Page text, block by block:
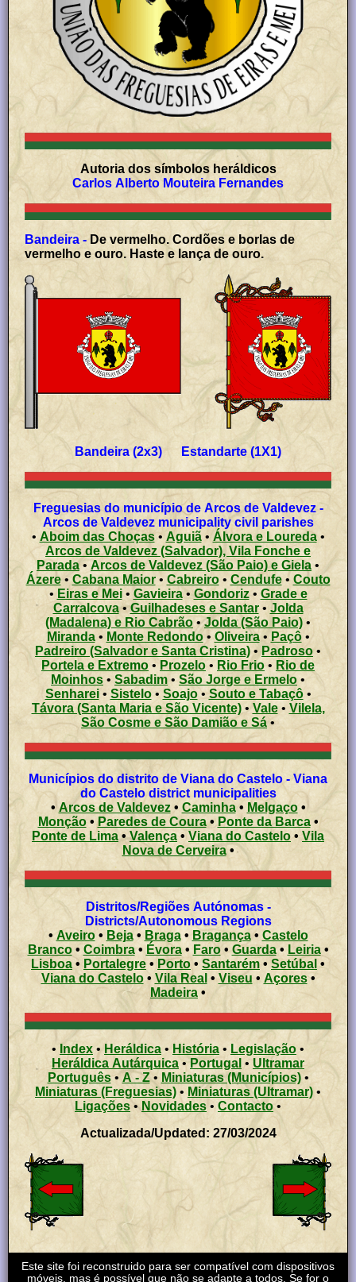
Autoria dos símbolos heráldicos
Carlos Alberto Mouteira Fernandes
Bandeira - De vermelho. Cordões e borlas de
vermelho e ouro. Haste e lança de ouro.
Bandeira (2x3) Estandarte (1X1)
Freguesias do município de Arcos de Valdevez -
Arcos de Valdevez municipality civil parishes
• Aboim das Choças• Aguiã•Álvora e Loureda•
Arcos de Valdevez (Salvador), Vila Fonche e
Parada•Arcos de Valdevez (São Paio) e Giela •
Ázere• Cabana Maior• Cabreiro• Cendufe• Couto
• Eiras e Mei• Gavieira• Gondoriz• Grade e
Carralcova•Guilhadeses e Santar• Jolda
(Madalena) e Rio Cabrão•Jolda (São Paio) •
Miranda• Monte Redondo•Oliveira• Paçô•
Padreiro (Salvador e Santa Cristina) • Padroso•
Portela e Extremo • Prozelo • Rio Frio • Rio de
Moinhos • Sabadim •São Jorge e Ermelo •
Senharei• Sistelo• Soajo•Souto e Tabaçô•
Távora (Santa Maria e São Vicente)• Vale• Vilela,
São Cosme e São Damião e Sá •
Municípios do distrito de Viana do Castelo - Viana
do Castelo district municipalities
• Arcos de Valdevez• Caminha• Melgaço•
Monção•Paredes de Coura• Ponte da Barca•
Ponte de Lima•Valença • Viana do Castelo• Vila
Nova de Cerveira•
Distritos/Regiões Autónomas -
Districts/Autonomous Regions
•Aveiro• Beja• Braga• Bragança• Castelo
Branco• Coimbra• Évora• Faro• Guarda• Leiria•
Lisboa • Portalegre • Porto • Santarém • Setúbal •
Viana do Castelo• Vila Real • Viseu • Açores •
Madeira •
• Index • Heráldica • História • Legislação •
Heráldica Autárquica•Portugal • Ultramar
Português• A - Z• Miniaturas (Municípios)•
Miniaturas (Freguesias) • Miniaturas (Ultramar) •
Ligações • Novidades •Contacto•
Actualizada/Updated: 27/03/2024
Este site foi reconstruido para ser compatível com dispositivos
móveis, mas é possível que não se adapte a todos. Se for o